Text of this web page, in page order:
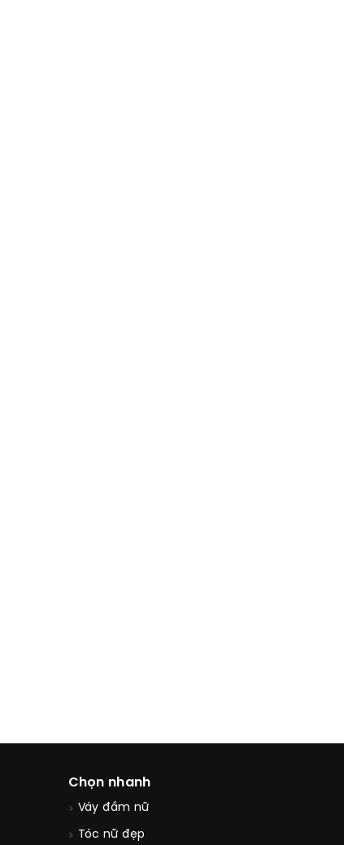
Chọn nhanh
Váy đầm nữ
Tóc nữ đẹp